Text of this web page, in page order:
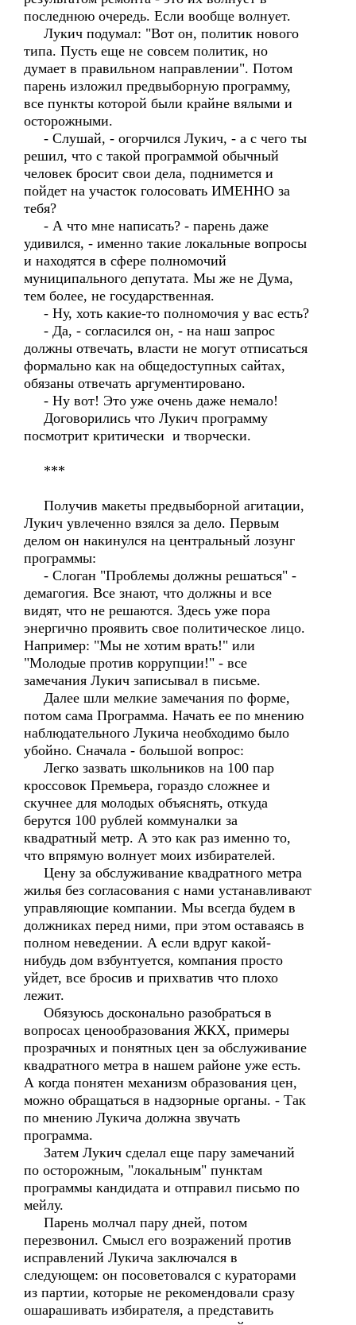
последнюю очередь. Если вообще волнует.
Лукич подумал: "Вот он, политик нового
типа. Пусть еще не совсем политик, но
думает в правильном направлении". Потом
парень изложил предвыборную программу,
все пункты которой были крайне вялыми и
осторожными.
- Слушай, - огорчился Лукич, - а с чего ты
решил, что с такой программой обычный
человек бросит свои дела, поднимется и
пойдет на участок голосовать ИМЕННО за
тебя?
- А что мне написать? - парень даже
удивился, - именно такие локальные вопросы
и находятся в сфере полномочий
муниципального депутата. Мы же не Дума,
тем более, не государственная.
- Ну, хоть какие-то полномочия у вас есть?
- Да, - согласился он, - на наш запрос
должны отвечать, власти не могут отписаться
формально как на общедоступных сайтах,
обязаны отвечать аргументировано.
- Ну вот! Это уже очень даже немало!
Договорились что Лукич программу
посмотрит критически и творчески.
***
Получив макеты предвыборной агитации,
Лукич увлеченно взялся за дело. Первым
делом он накинулся на центральный лозунг
программы:
- Слоган "Проблемы должны решаться" -
демагогия. Все знают, что должны и все
видят, что не решаются. Здесь уже пора
энергично проявить свое политическое лицо.
Например: "Мы не хотим врать!" или
"Молодые против коррупции!" - все
замечания Лукич записывал в письме.
Далее шли мелкие замечания по форме,
потом сама Программа. Начать ее по мнению
наблюдательного Лукича необходимо было
убойно. Сначала - большой вопрос:
Легко зазвать школьников на 100 пар
кроссовок Премьера, гораздо сложнее и
скучнее для молодых объяснять, откуда
берутся 100 рублей коммуналки за
квадратный метр. А это как раз именно то,
что впрямую волнует моих избирателей.
Цену за обслуживание квадратного метра
жилья без согласования с нами устанавливают
управляющие компании. Мы всегда будем в
должниках перед ними, при этом оставаясь в
полном неведении. А если вдруг какой-
нибудь дом взбунтуется, компания просто
уйдет, все бросив и прихватив что плохо
лежит.
Обязуюсь досконально разобраться в
вопросах ценообразования ЖКХ, примеры
прозрачных и понятных цен за обслуживание
квадратного метра в нашем районе уже есть.
А когда понятен механизм образования цен,
можно обращаться в надзорные органы. - Так
по мнению Лукича должна звучать
программа.
Затем Лукич сделал еще пару замечаний
по осторожным, "локальным" пунктам
программы кандидата и отправил письмо по
мейлу.
Парень молчал пару дней, потом
перезвонил. Смысл его возражений против
исправлений Лукича заключался в
следующем: он посоветовался с кураторами
из партии, которые не рекомендовали сразу
ошарашивать избирателя, а представить